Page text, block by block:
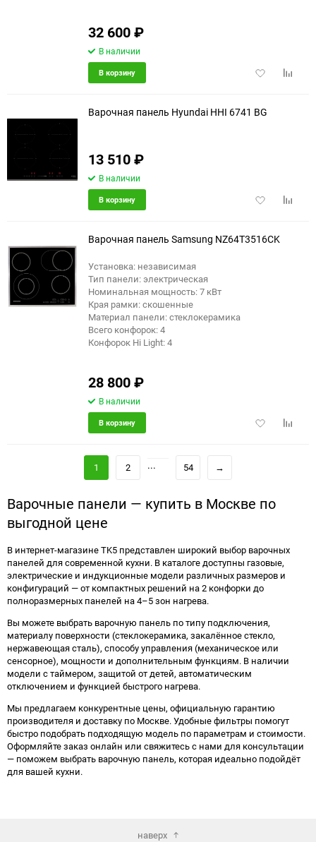
32 600₽
В наличии
Добавить
В корзину
Варочная панель Hyundai HHI 6741 BG
13 510₽
В наличии
Добавить
В корзину
Варочная панель Samsung NZ64T3516CK
Установка: независимая
Тип панели: электрическая
Номинальная мощность: 7 кВт
Края рамки: скошенные
Материал панели: стеклокерамика
Всего конфорок: 4
Конфорок Hi Light: 4
28 800₽
В наличии
Добавить
В корзину
1 2 ... 54 →
Варочные панели — купить в Москве по
выгодной цене
В интернет-магазине TK5 представлен широкий выбор варочных
панелей для современной кухни. В каталоге доступны газовые,
электрические и индукционные модели различных размеров и
конфигураций — от компактных решений на 2 конфорки до
полноразмерных панелей на 4–5 зон нагрева.
Вы можете выбрать варочную панель по типу подключения,
материалу поверхности (стеклокерамика, закалённое стекло,
нержавеющая сталь), способу управления (механическое или
сенсорное), мощности и дополнительным функциям. В наличии
модели с таймером, защитой от детей, автоматическим
отключением и функцией быстрого нагрева.
Мы предлагаем конкурентные цены, официальную гарантию
производителя и доставку по Москве. Удобные фильтры помогут
быстро подобрать подходящую модель по параметрам и стоимости.
Оформляйте заказ онлайн или свяжитесь с нами для консультации
— поможем выбрать варочную панель, которая идеально подойдёт
для вашей кухни.
наверх